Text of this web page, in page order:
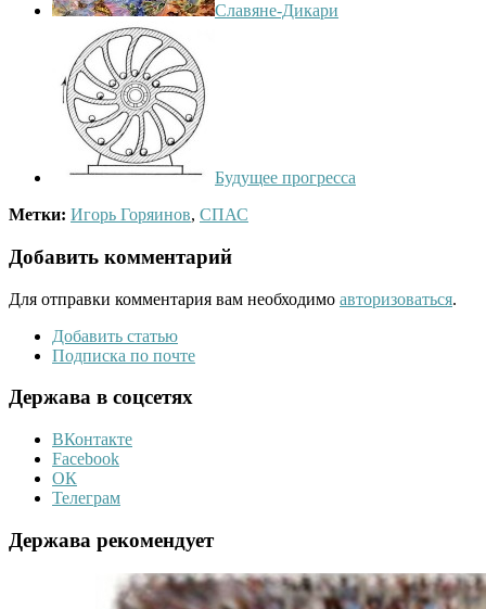
Славяне-Дикари
Будущее прогресса
Метки: Игорь Горяинов, СПАС
Добавить комментарий
Для отправки комментария вам необходимо авторизоваться.
Добавить статью
Подписка по почте
Держава в соцсетях
ВКонтакте
Facebook
ОК
Телеграм
Держава рекомендует